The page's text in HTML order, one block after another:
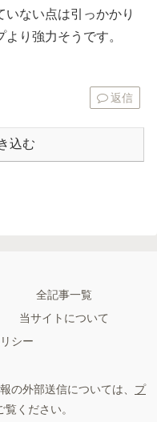
ない点は引っかかり
り強力そうです。
返信
込む
全記事一覧
当サイトについて
シー
の外部送信については、 プ
覧ください。